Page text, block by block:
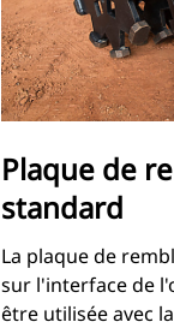
Plaque de
standard
La plaque de
sur l'interface de
être utilisée avec